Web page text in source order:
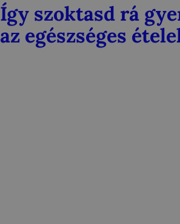
Így szoktasd rá
az egészséges